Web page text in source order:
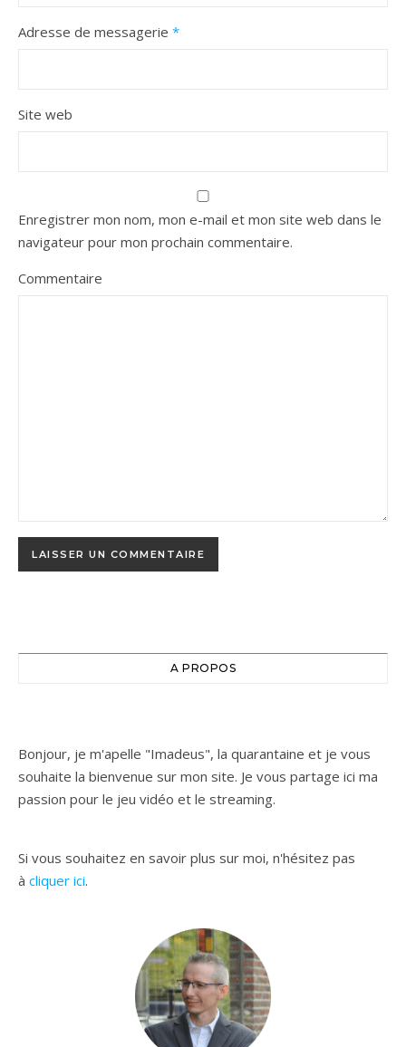
Adresse de messagerie *
Site web
Enregistrer mon nom, mon e-mail et mon site web dans le
navigateur pour mon prochain commentaire.
Commentaire
A PROPOS
Bonjour, je m'apelle "Imadeus", la quarantaine et je vous
souhaite la bienvenue sur mon site. Je vous partage ici ma
passion pour le jeu vidéo et le streaming.
Si vous souhaitez en savoir plus sur moi, n'hésitez pas
à cliquer ici.